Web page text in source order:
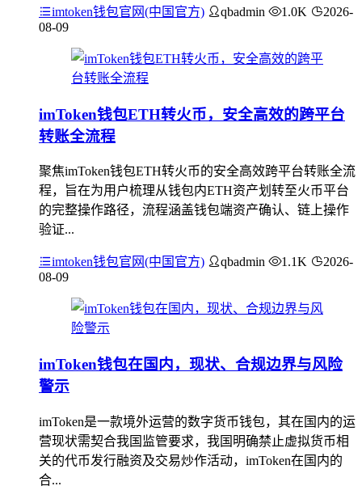
imtoken钱包官网(中国官方) qbadmin 1.0K
2026-
08-09
imToken钱包ETH转火币，安全高效的跨平台
转账全流程
聚焦imToken钱包ETH转火币的安全高效跨平台转账全流
程，旨在为用户梳理从钱包内ETH资产划转至火币平台
的完整操作路径，流程涵盖钱包端资产确认、链上操作
验证...
imtoken钱包官网(中国官方) qbadmin 1.1K
2026-
08-09
imToken钱包在国内，现状、合规边界与风险
警示
imToken是一款境外运营的数字货币钱包，其在国内的运
营现状需契合我国监管要求，我国明确禁止虚拟货币相
关的代币发行融资及交易炒作活动，imToken在国内的
合...